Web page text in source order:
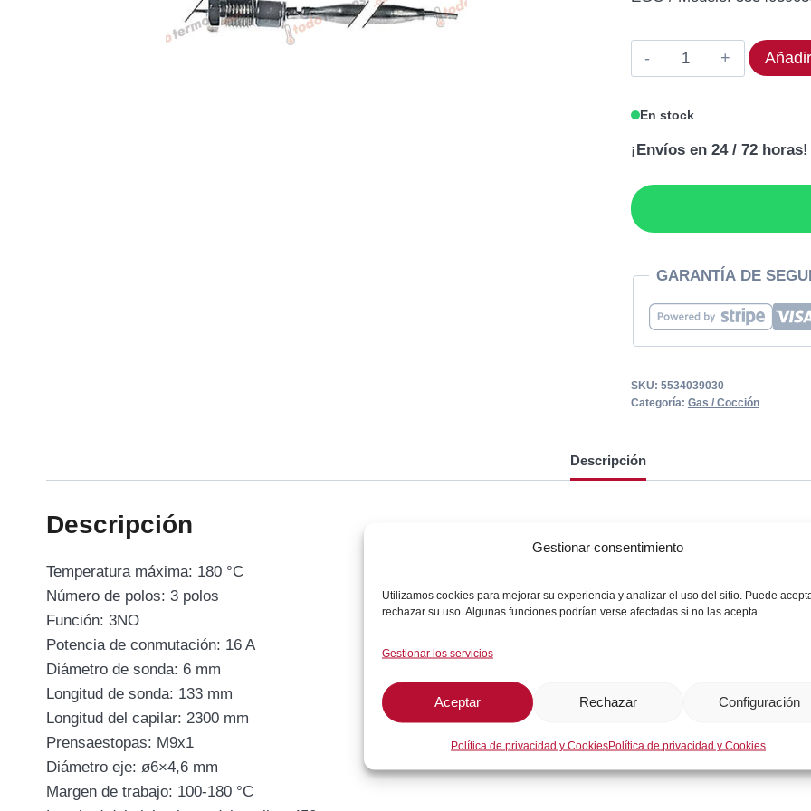
Gestionar consentimiento
Utilizamos cookies para mejorar su experiencia y analizar el uso del sitio. Puede
rechazar su uso. Algunas funciones podrían verse afectadas si no las acepta.
Gestionar los servicios
Aceptar Rechazar Configuración
Política de privacidad y CookiesPolítica de privacidad y Cookies
era:
154,62€.
es:
Termóstato
EGO
Rango
100
En stock
¡Envíos en 24 / 72 horas!
GARANTÍA DE
SKU: 5534039030
Categoría: Gas / Cocción
Descripción
Descripción
Temperatura máxima: 180 °C
Número de polos: 3 polos
Función: 3NO
Potencia de conmutación: 16 A
Diámetro de sonda: 6 mm
Longitud de sonda: 133 mm
Longitud del capilar: 2300 mm
Prensaestopas: M9x1
Diámetro eje: ø6×4,6 mm
Margen de trabajo: 100-180 °C